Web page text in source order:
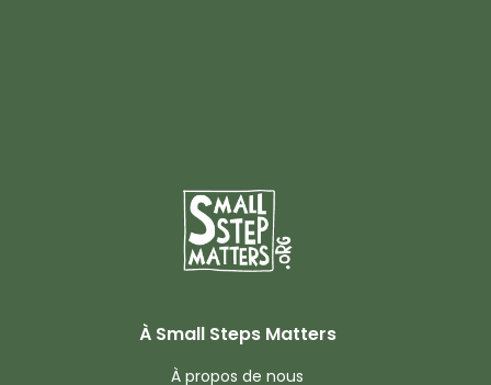
À Small Steps Matters
À propos de nous